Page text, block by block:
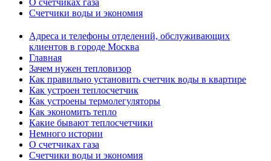
О счетчиках газа
Счетчики воды и экономия
Адреса и телефоны отделений, обслуживающих
клиентов в городе Москва
Главная
Зачем нужен тепловизор
Как правильно установить счетчик воды в квартире
Как устроен теплосчетчик
Как устроены термолегуляторы
Как экономить тепло
Какие бывают теплосчетчики
Немного истории
О счетчиках газа
Счетчики воды и экономия